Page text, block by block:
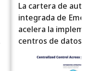
La cartera de
integrada de
acelera la
centros de datos